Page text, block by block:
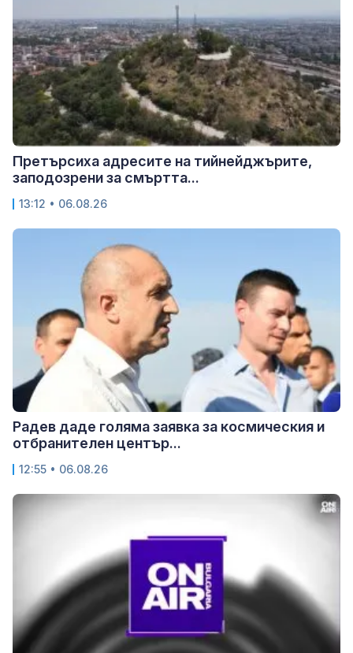
Претърсиха адресите на тийнейджърите,
заподозрени за смъртта...
13:12 • 06.08.26
Радев даде голяма заявка за космическия и
отбранителен център...
12:55 • 06.08.26